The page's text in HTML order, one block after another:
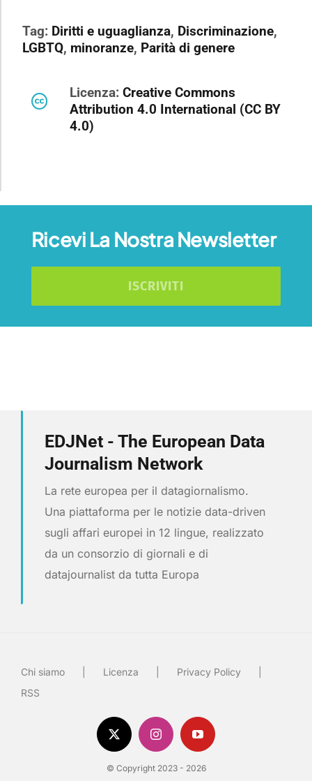
Tag: Diritti e uguaglianza, Discriminazione,
LGBTQ, minoranze, Parità di genere
Licenza: Creative Commons
Attribution 4.0 International (CC BY
4.0)
Ricevi La Nostra Newsletter
ISCRIVITI
EDJNet - The European Data
Journalism Network
La rete europea per il datagiornalismo.
Una piattaforma per le notizie data-driven
sugli affari europei in 12 lingue, realizzato
da un consorzio di giornali e di
datajournalist da tutta Europa
Chi siamo Licenza
Privacy Policy
RSS
© Copyright 2023 - 2026